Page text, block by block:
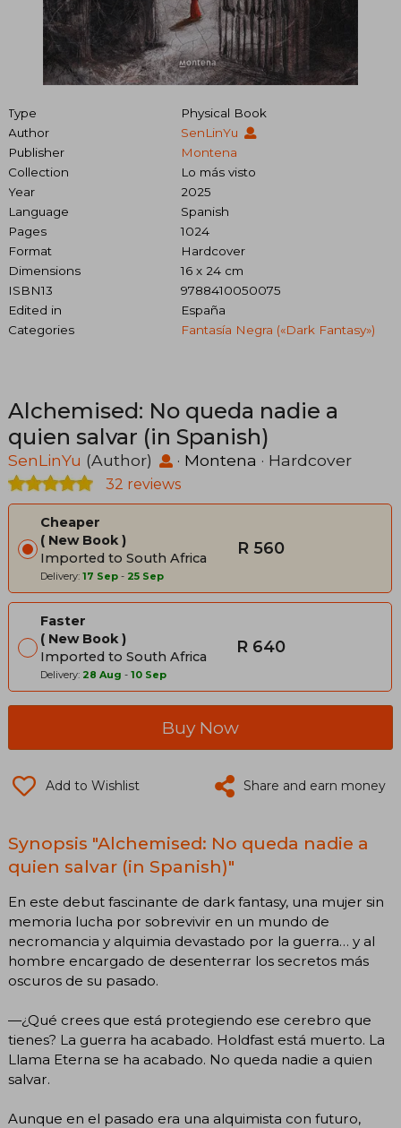
Type
Physical Book
Author
SenLinYu
Publisher
Montena
Collection
Lo más visto
Year
2025
Language
Spanish
Pages
1024
Format
Hardcover
Dimensions
16 x 24 cm
ISBN13
9788410050075
Edited in
España
Categories
Fantasía Negra («dark Fantasy»)
Alchemised: No queda nadie a
quien salvar (in Spanish)
SenLinYu (Author) · Montena · Hardcover
32 reviews
Cheaper
New Book
Imported to South Africa
Delivery: 17 Sep - 25 Sep
R 560
Faster
New Book
Imported to South Africa
Delivery: 28 Aug - 10 Sep
R 640
Buy Now
Add to Wishlist Share and earn money
Synopsis "Alchemised: No queda nadie a
quien salvar (in Spanish)"
En este debut fascinante de dark fantasy, una mujer sin
memoria lucha por sobrevivir en un mundo de
necromancia y alquimia devastado por la guerra… y al
hombre encargado de desenterrar los secretos más
oscuros de su pasado.
—¿Qué crees que está protegiendo ese cerebro que
tienes? La guerra ha acabado. Holdfast está muerto. La
Llama Eterna se ha acabado. No queda nadie a quien
salvar.
Aunque en el pasado era una alquimista con futuro,